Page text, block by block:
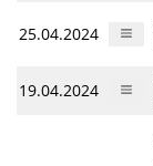
25.04.2024
19.04.2024